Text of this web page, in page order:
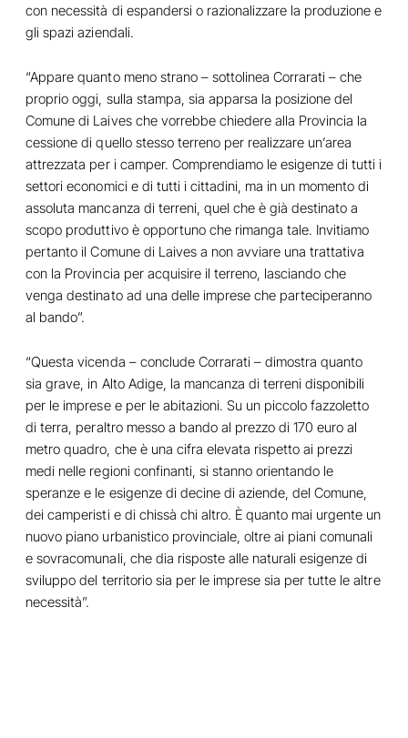
con necessità di espandersi o razionalizzare la produzione e
gli spazi aziendali.
“Appare quanto meno strano – sottolinea Corrarati – che
proprio oggi, sulla stampa, sia apparsa la posizione del
Comune di Laives che vorrebbe chiedere alla Provincia la
cessione di quello stesso terreno per realizzare un’area
attrezzata per i camper. Comprendiamo le esigenze di tutti i
settori economici e di tutti i cittadini, ma in un momento di
assoluta mancanza di terreni, quel che è già destinato a
scopo produttivo è opportuno che rimanga tale. Invitiamo
pertanto il Comune di Laives a non avviare una trattativa
con la Provincia per acquisire il terreno, lasciando che
venga destinato ad una delle imprese che parteciperanno
al bando”.
“Questa vicenda – conclude Corrarati – dimostra quanto
sia grave, in Alto Adige, la mancanza di terreni disponibili
per le imprese e per le abitazioni. Su un piccolo fazzoletto
di terra, peraltro messo a bando al prezzo di 170 euro al
metro quadro, che è una cifra elevata rispetto ai prezzi
medi nelle regioni confinanti, si stanno orientando le
speranze e le esigenze di decine di aziende, del Comune,
dei camperisti e di chissà chi altro. È quanto mai urgente un
nuovo piano urbanistico provinciale, oltre ai piani comunali
e sovracomunali, che dia risposte alle naturali esigenze di
sviluppo del territorio sia per le imprese sia per tutte le altre
necessità”.